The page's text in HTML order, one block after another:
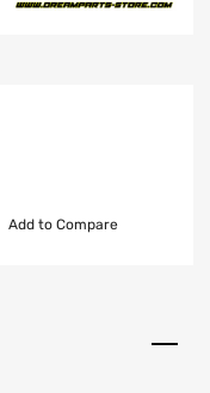
Add to Compare